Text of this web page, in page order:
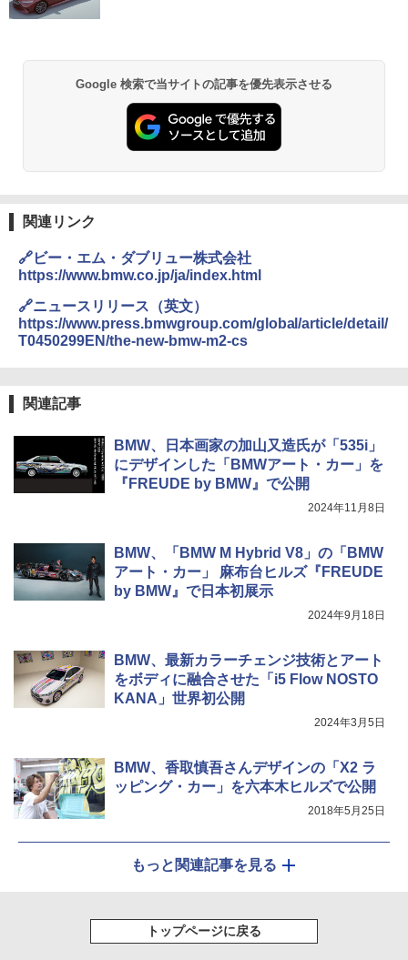
Google 検索で当サイトの記事を優先表示させる
関連リンク
🔗ビー・エム・ダブリュー株式会社
https://www.bmw.co.jp/ja/index.html
🔗ニュースリリース（英文）
https://www.press.bmwgroup.com/global/article/detail/
T0450299EN/the-new-bmw-m2-cs
関連記事
BMW、日本画家の加山又造氏が「535i」
にデザインした「BMWアート・カー」を
『FREUDE by BMW』で公開
2024年11月8日
BMW、「BMW M Hybrid V8」の「BMW
アート・カー」 麻布台ヒルズ『FREUDE
by BMW』で日本初展示
2024年9月18日
BMW、最新カラーチェンジ技術とアート
をボディに融合させた「i5 Flow NOSTO
KANA」世界初公開
2024年3月5日
BMW、香取慎吾さんデザインの「X2 ラ
ッピング・カー」を六本木ヒルズで公開
2018年5月25日
もっと関連記事を見る
トップページに戻る